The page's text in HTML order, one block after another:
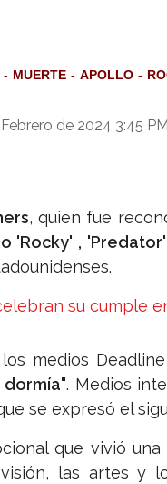
MUERTE APOLLO
de 2024 3:45 PM
, quien fue
'Rocky' ,
su cumple
medios
. Medios
se expresó el
que vivió
las artes y